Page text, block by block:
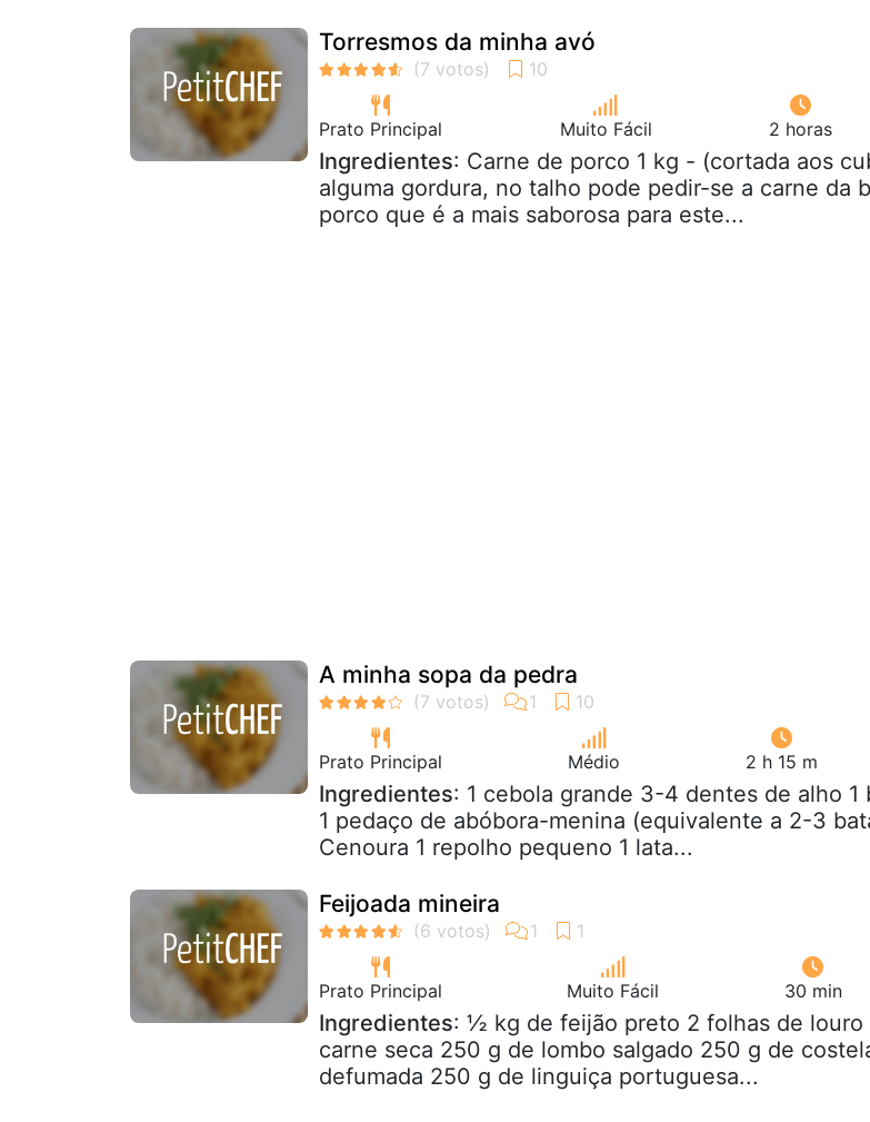
Torresmos da minha avó
Prato Principal Muito Fácil 2 horas
Ingredientes: Carne de porco 1 kg - (cortada aos
alguma gordura, no talho pode pedir-se a carne da
porco que é a mais saborosa para este...
A minha sopa da pedra
Prato Principal Médio 2 h 15 m
Ingredientes: 1 cebola grande 3-4 dentes de alho 1
1 pedaço de abóbora-menina (equivalente a 2-3
Cenoura 1 repolho pequeno 1 lata...
Feijoada mineira
Prato Principal Muito Fácil 30 min
Ingredientes: ½ kg de feijão preto 2 folhas de louro
carne seca 250 g de lombo salgado 250 g de
defumada 250 g de linguiça portuguesa...